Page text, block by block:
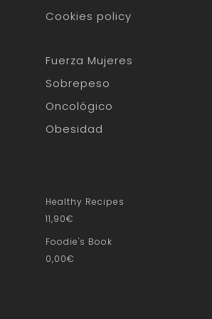
Cookies policy
Fuerza Mujeres
Sobrepeso
Oncológico
Obesidad
Healthy Recipes
11,90€
Foodie's Book
0,00€